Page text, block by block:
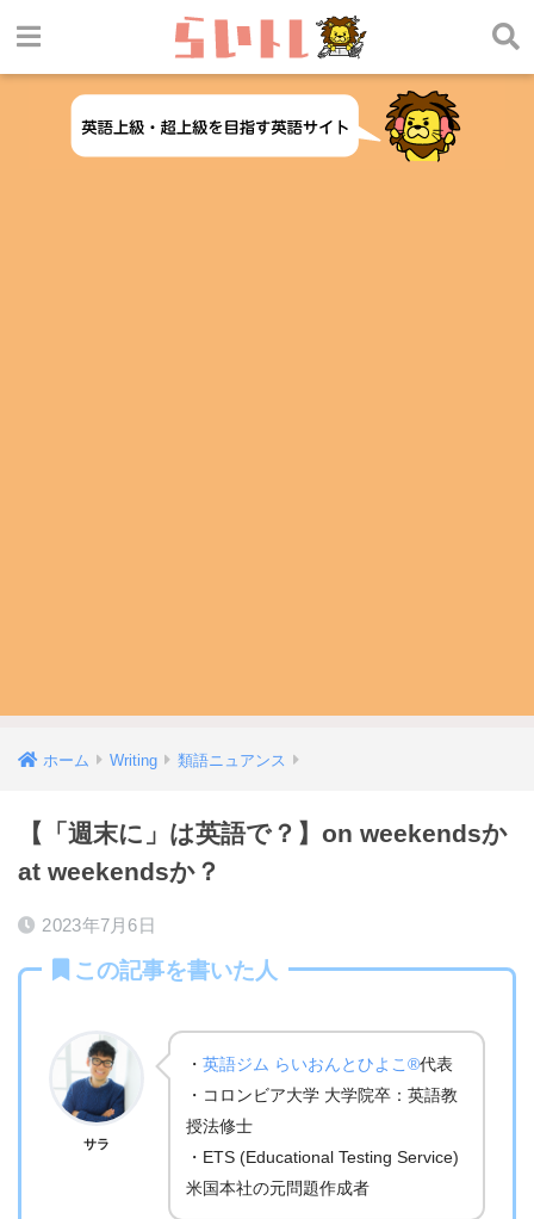
ホーム Writing 類語ニュアンス
【「週末に」は英語で？】on weekendsか
at weekendsか？
2023年7月6日
この記事を書いた人
サラ
・ 英語ジム らいおんとひよこ®代表
・コロンビア大学 大学院卒：英語教
授法修士
・ETS (Educational Testing Service)
米国本社の元問題作成者